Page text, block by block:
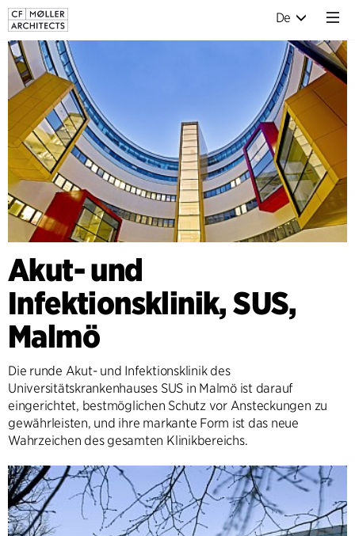
De
Akut- und
Infektionsklinik, SUS,
Malmö
Die runde Akut- und Infektionsklinik des
Universitätskrankenhauses SUS in Malmö ist darauf
eingerichtet, bestmöglichen Schutz vor Ansteckungen zu
gewährleisten, und ihre markante Form ist das neue
Wahrzeichen des gesamten Klinikbereichs.